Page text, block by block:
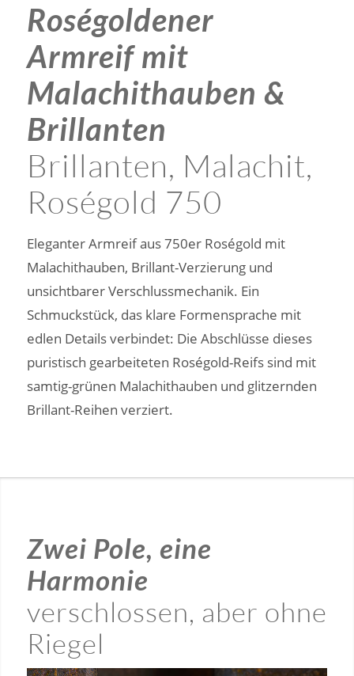
Roségoldener
Armreif mit
Malachithauben &
Brillanten
Brillanten, Malachit,
Roségold 750
Eleganter Armreif aus 750er Roségold mit
Malachithauben, Brillant-Verzierung und
unsichtbarer Verschlussmechanik. Ein
Schmuckstück, das klare Formensprache mit
edlen Details verbindet: Die Abschlüsse dieses
puristisch gearbeiteten Roségold-Reifs sind mit
samtig-grünen Malachithauben und glitzernden
Brillant-Reihen verziert.
Zwei Pole, eine
Harmonie
verschlossen, aber ohne
Riegel